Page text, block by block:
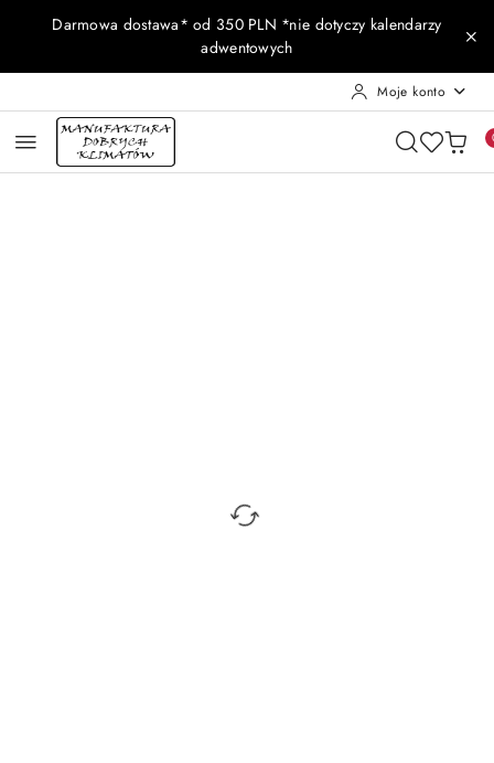
Przejdź do treści głównej
Przejdź do wyszukiwarki
Przejdź do moje konto
Przejdź do menu głównego
Przejdź do opisu produktu
Przejdź do stopki
Darmowa dostawa* od 350 PLN *nie dotyczy kalendarzy
adwentowych
Moje konto